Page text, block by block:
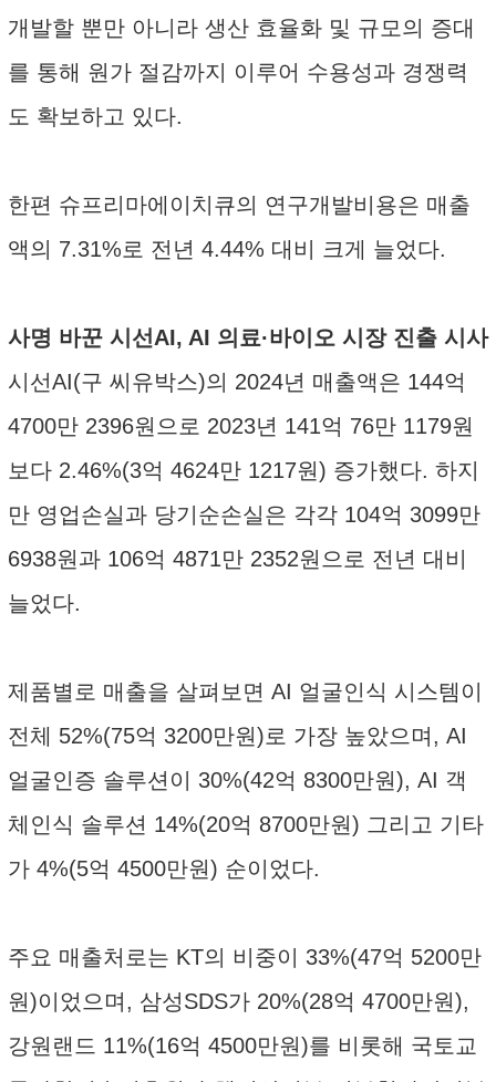
개발할 뿐만 아니라 생산 효율화 및 규모의 증대
를 통해 원가 절감까지 이루어 수용성과 경쟁력
도 확보하고 있다.
한편 슈프리마에이치큐의 연구개발비용은 매출
액의 7.31%로 전년 4.44% 대비 크게 늘었다.
사명 바꾼 시선AI, AI 의료·바이오 시장 진출 시사
시선AI(구 씨유박스)의 2024년 매출액은 144억
4700만 2396원으로 2023년 141억 76만 1179원
보다 2.46%(3억 4624만 1217원) 증가했다. 하지
만 영업손실과 당기순손실은 각각 104억 3099만
6938원과 106억 4871만 2352원으로 전년 대비
늘었다.
제품별로 매출을 살펴보면 AI 얼굴인식 시스템이
전체 52%(75억 3200만원)로 가장 높았으며, AI
얼굴인증 솔루션이 30%(42억 8300만원), AI 객
체인식 솔루션 14%(20억 8700만원) 그리고 기타
가 4%(5억 4500만원) 순이었다.
주요 매출처로는 KT의 비중이 33%(47억 5200만
원)이었으며, 삼성SDS가 20%(28억 4700만원),
강원랜드 11%(16억 4500만원)를 비롯해 국토교